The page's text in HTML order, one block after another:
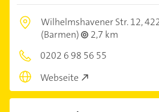
Wilhelmshavener Str. 12,
(Barmen)
2,7 km
0202 6 98 56 55
Webseite